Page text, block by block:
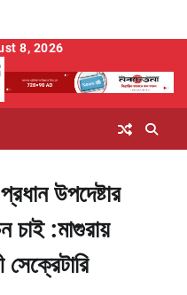
8, 2026
উপদেষ্টার
চাই :মাগুরায়
সেক্রেটারি